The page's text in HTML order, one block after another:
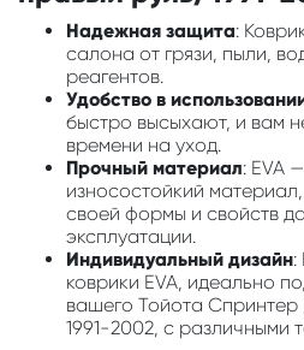
Надежная защита:
салона от грязи, пыли,
реагентов.
Удобство в
быстро высыхают, и вам
времени на уход.
Прочный материал: EVA
износостойкий
своей формы и свойств
эксплуатации.
Индивидуальный дизайн:
коврики EVA, идеально
вашего Тойота
1991-2002, с различными